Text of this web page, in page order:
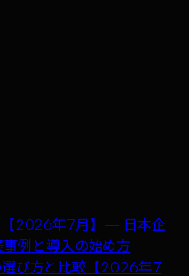
【2026年7月】— 日本企
例と導入の始め方
び方と比較【2026年7